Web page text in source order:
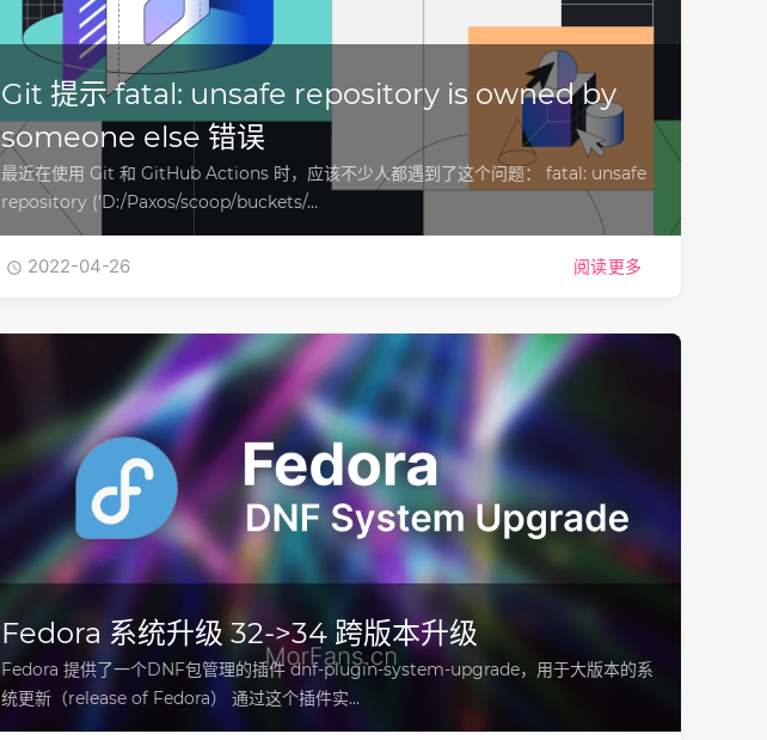
Git 提示 fatal: unsafe repository is owned by
someone else 错误
最近在使用 Git 和 GitHub Actions 时，应该不少人都遇到了这个问题： fatal: unsafe
repository ('D:/Paxos/scoop/buckets/…
 2022-04-26 阅读更多
Fedora 系统升级 32->34 跨版本升级
Fedora 提供了一个DNF包管理的插件 dnf-plugin-system-upgrade，用于大版本的系
统更新（release of Fedora） 通过这个插件实…